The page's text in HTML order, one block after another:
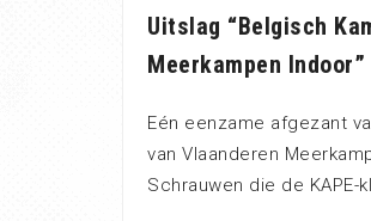
Uitslag “Belgisch
Meerkampen
Eén eenzame afgezant
van Vlaanderen
Schrauwen die de